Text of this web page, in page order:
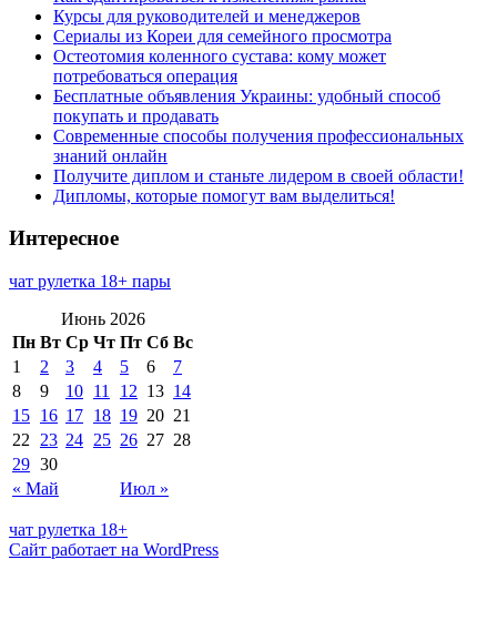
Курсы для руководителей и менеджеров
Сериалы из Кореи для семейного просмотра
Остеотомия коленного сустава: кому может
потребоваться операция
Бесплатные объявления Украины: удобный способ
покупать и продавать
Современные способы получения профессиональных
знаний онлайн
Получите диплом и станьте лидером в своей области!
Дипломы, которые помогут вам выделиться!
Интересное
чат рулетка 18+ пары
Июнь 2026
Пн Вт Ср Чт Пт Сб Вс
« Май Июл »
1 2 3 4 5 6
7
8
9 10 11 12 13 14
15 16 17 18 19 20 21
22
23 24 25 26 27 28
29 30
чат рулетка 18+
Сайт работает на WordPress